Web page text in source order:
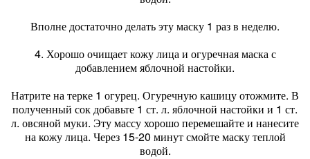
Вполне достаточно делать эту маску 1 раз в неделю.
4. Хорошо очищает кожу лица и огуречная маска с
добавлением яблочной настойки.
Натрите на терке 1 огурец. Огуречную кашицу отожмите. В
полученный сок добавьте 1 ст. л. яблочной настойки и 1 ст.
л. овсяной муки. Эту массу хорошо перемешайте и нанесите
на кожу лица. Через 15-20 минут смойте маску теплой
водой.